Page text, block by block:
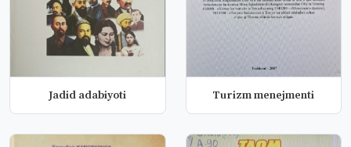
Jadid adabiyoti Turizm mеnеjmеnti